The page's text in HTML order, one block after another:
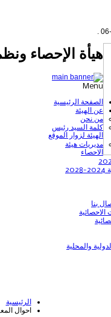
هيأة الإحصاء
Menu
الصفحة الرئيسية
عن الهيئة
من نحن
كلمة السيد رئيس
الهيئة لزوار الموقع
مديريات هيئة
الاحصاء
بنا
الاحصائية
والمحلية
الرئيسية
احوال